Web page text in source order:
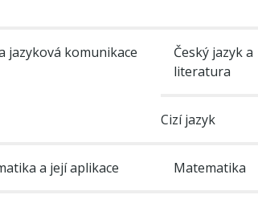
jazyková komunikace
Český jazyk a
literatura
Cizí jazyk
a její aplikace Matematika